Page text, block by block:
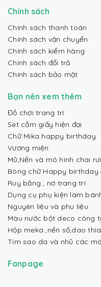
Chính sách
Chính sách thanh toán
Chính sách vận chuyển
Chính sách kiểm hàng
Chính sách đổi trả
Chính sách bảo mật
Bạn nên xem thêm
Đồ chơi trang trí
Set cắm giấy hiện đại
Chữ Mika happy birthday
Vương miện
Mũ,Nến và mô hình chai
Bóng chữ Happy birthday
Ruy băng , nơ trang trí
Dụng cụ phụ kiện làm
Nguyên liệu và phụ liệu
Màu nước bột deco công
Hộp meka ,nến số,dao
Tim sao da và nhũ các
Fanpage